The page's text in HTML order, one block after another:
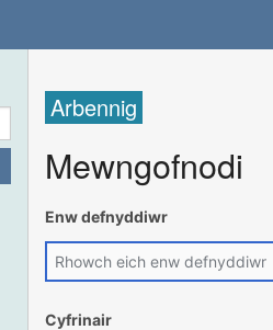
Arbennig
Mewngofnodi
Enw defnyddiwr
Cyfrinair